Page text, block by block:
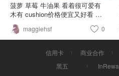
菠萝 草莓 牛油果 看着很可爱有
木有 cushion价格便宜又好看 菠
萝菜垫子 浴室垫也买了菠萝和小
熊的 Simons家的东西性价比高
质量好 他家客服也很赞 有一次
漏发了一件毛衣 联系客服立刻寄
maggiehsf 0
信用卡 商业合作
黑五